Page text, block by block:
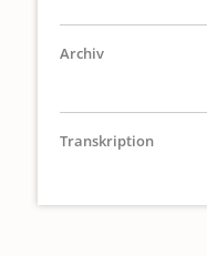
Archiv
Transkription